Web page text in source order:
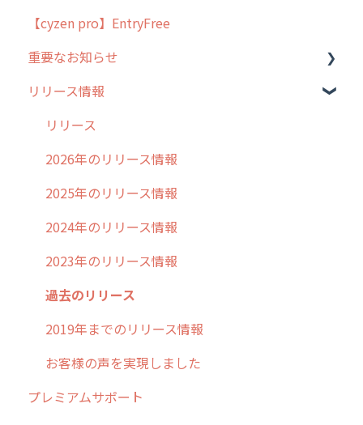
よくある質問
ラウンダー
メンテナンス
外廻り営業
清掃
不動産
【cyzen pro】EntryFree
重要なお知らせ
過去の重要なお知らせ
障害情報
リリース情報
リリース
2026年のリリース情報
2025年のリリース情報
2024年のリリース情報
2023年のリリース情報
過去のリリース
2019年までのリリース情報
お客様の声を実現しました
プレミアムサポート